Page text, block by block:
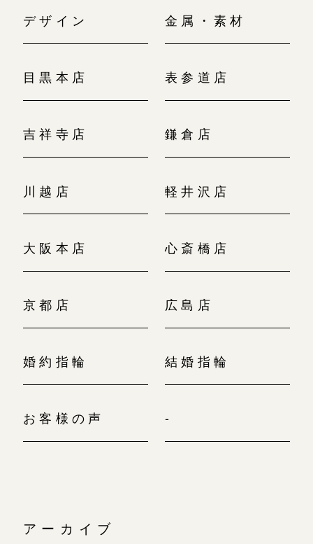
デザイン 金属・素材
目黒本店 表参道店
吉祥寺店 鎌倉店
川越店 軽井沢店
大阪本店 心斎橋店
京都店 広島店
婚約指輪 結婚指輪
お客様の声 -
アーカイブ